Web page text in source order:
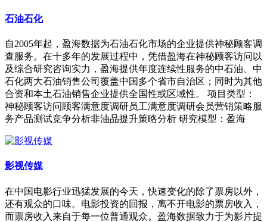
石油石化
自2005年起，盈海数据为石油石化市场的企业提供神秘顾客调
查服务。在十多年的发展过程中，凭借盈海在神秘顾客访问以
及综合研究咨询实力，盈海提供年度连续性服务的中石油、中
石化两大石油销售公司覆盖中国多个省市自治区；同时为其他
合资和本土石油销售企业提供全国性或区域性。 项目类型：
神秘顾客访问顾客满意度调研员工满意度调研会员营销策略服
务产品测试竞争分析非油品提升策略分析 研究模型：盈海
影视传媒
在中国电影行业迅猛发展的今天，快速变化的除了票房以外，
还有观众的口味。电影投资的回报，离不开电影的票房收入，
而票房收入来自于每一位普通观众。盈海数据致力于为影片提